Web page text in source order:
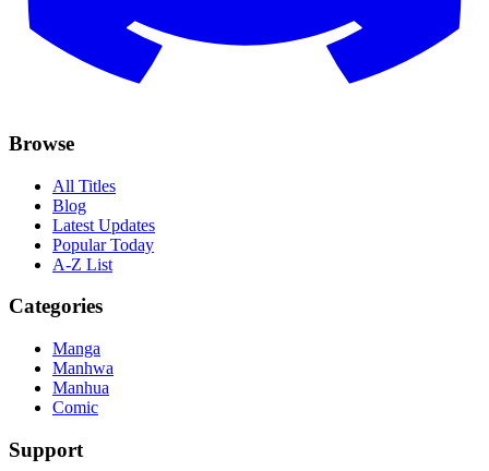
Browse
All Titles
Blog
Latest Updates
Popular Today
A-Z List
Categories
Manga
Manhwa
Manhua
Comic
Support